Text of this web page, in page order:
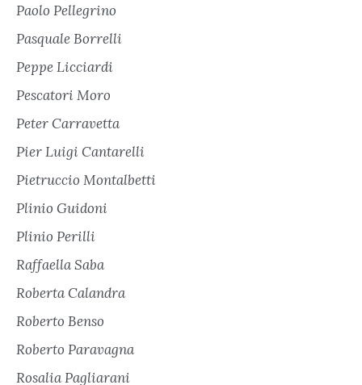
Paolo Pellegrino
Pasquale Borrelli
Peppe Licciardi
Pescatori Moro
Peter Carravetta
Pier Luigi Cantarelli
Pietruccio Montalbetti
Plinio Guidoni
Plinio Perilli
Raffaella Saba
Roberta Calandra
Roberto Benso
Roberto Paravagna
Rosalia Pagliarani